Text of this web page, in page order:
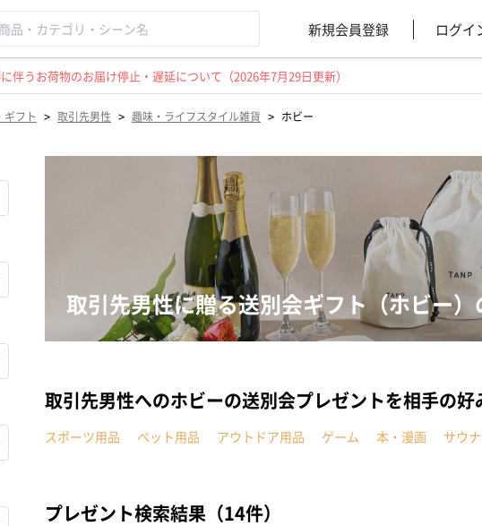
新規会員登録 ログイ
伴うお荷物のお届け停止・遅延について（2026年7月29日更新）
ギフト > 取引先男性 > 趣味・ライフスタイル雑貨 > ホビー
取引先男性に贈る送別会ギフト（ホビー
取引先男性へのホビーの送別会プレゼントを相手の
スポーツ用品 ペット用品 アウトドア用品 ゲーム 本・漫画 サウ
プレゼント検索結果（14件）